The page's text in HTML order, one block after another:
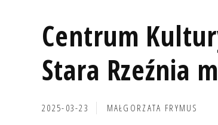
Centrum
Stara Rzeźnia
2025-03-23 MAŁGORZATA FRYMUS